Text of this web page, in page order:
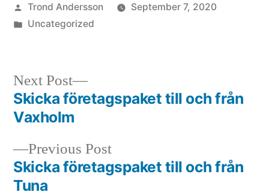
Posted
by
Trond Andersson
September 7, 2020
Posted
Uncategorized
Post
navigation
Previous PostPrevious
post:
Skicka företagspaket till och från
Tuna
Next Post
Next
post:
Skicka företagspaket till och från
Vaxholm